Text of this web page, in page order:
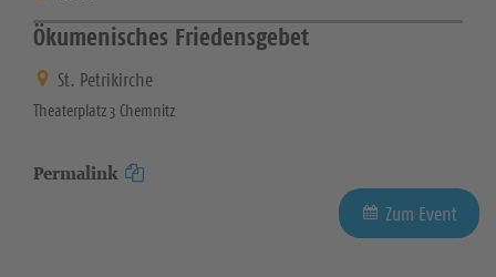
Ökumenisches Friedensgebet
St. Petrikirche
Theaterplatz 3 Chemnitz
Permalink
Zum Event